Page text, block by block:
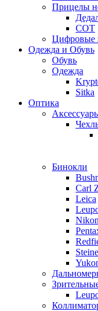
Прицелы
СОТ
Цифровые
Одежда и Обувь
Обувь
Одежда
Sitka
Оптика
Бинокли
Carl
Leica
Nikon